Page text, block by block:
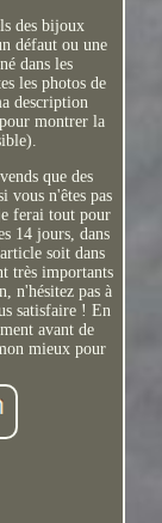
des bijoux
défaut ou une
dans les
les photos de
description
montrer la
que des
vous n'êtes pas
ferai tout pour
14 jours, dans
soit dans
très importants
n'hésitez pas à
satisfaire ! En
avant de
mieux pour